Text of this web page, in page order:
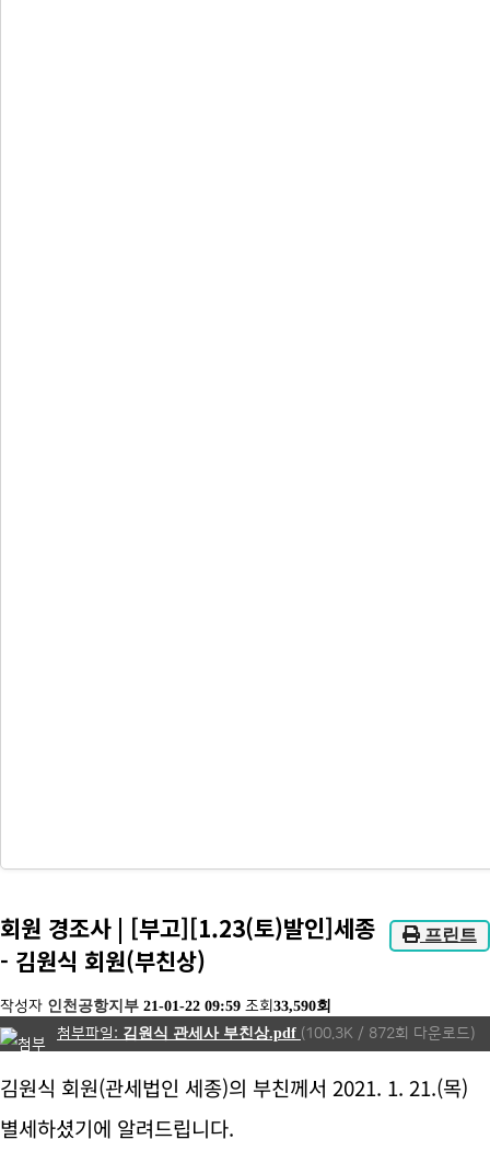
프린트
회원 경조사 | [부고][1.23(토)발인]세종
- 김원식 회원(부친상)
작성자 인천공항지부 21-01-22 09:59조회33,590회
김원식 관세사 부친상.pdf (100.3K / 872회 다운로드)
김원식 회원(관세법인 세종)의 부친께서 2021. 1. 21.(목)
별세하셨기에 알려드립니다.